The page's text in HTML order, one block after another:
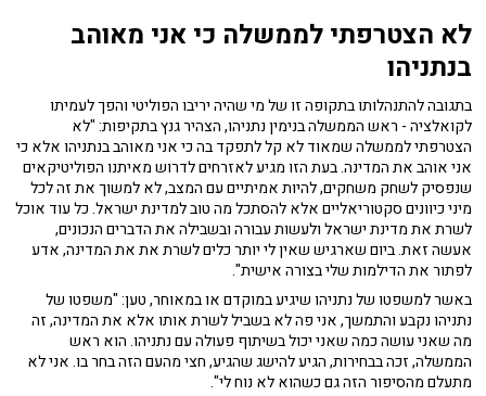
לא הצטרפתי לממשלה כי אני מאוהב
בנתניהו
בתגובה להתנהלותו בתקופה זו של מי שהיה יריבו הפוליטי והפך לעמיתו
לקואלציה - ראש הממשלה בנימין נתניהו, הצהיר גנץ בתקיפות: "לא
הצטרפתי לממשלה שמאוד לא קל לתפקד בה כי אני מאוהב בנתניהו אלא כי
אני אוהב את המדינה. בעת הזו מגיע לאזרחים לדרוש מאיתנו הפוליטיקאים
שנפסיק לשחק משחקים, להיות אמיתיים עם המצב, לא למשוך את זה לכל
מיני כיוונים סקטוריאליים אלא להסתכל מה טוב למדינת ישראל. כל עוד אוכל
לשרת את מדינת ישראל ולעשות עבורה ובשבילה את הדברים הנכונים,
אעשה זאת. ביום שארגיש שאין לי יותר כלים לשרת את את המדינה, אדע
לפתור את הדילמות שלי בצורה אישית".
באשר למשפטו של נתניהו שיגיע במוקדם או במאוחר, טען: "משפטו של
נתניהו נקבע והתמשך, אני פה לא בשביל לשרת אותו אלא את המדינה, זה
מה שאני עושה כמה שאני יכול בשיתוף פעולה עם נתניהו. הוא ראש
הממשלה, זכה בבחירות, הגיע להישג שהגיע, חצי מהעם הזה בחר בו. אני לא
מתעלם מהסיפור הזה גם כשהוא לא נוח לי".